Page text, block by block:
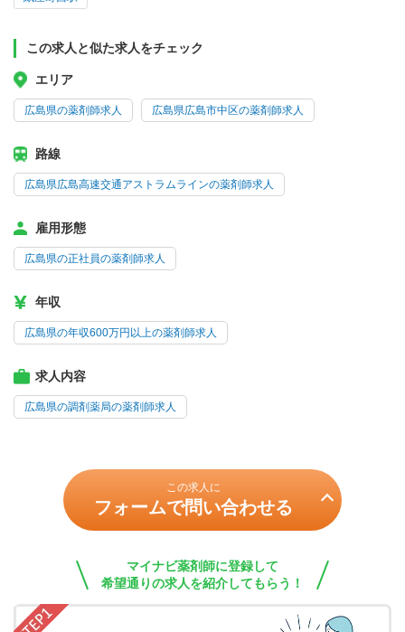
この求人と似た求人をチェック
エリア
広島県の薬剤師求人 広島県広島市中区の薬剤師求人
路線
広島県広島高速交通アストラムラインの薬剤師求人
雇用形態
広島県の正社員の薬剤師求人
年収
広島県の年収600万円以上の薬剤師求人
求人内容
広島県の調剤薬局の薬剤師求人
この求人に
フォームで問い合わせる
マイナビ薬剤師に登録して
希望通りの求人を紹介してもらう！